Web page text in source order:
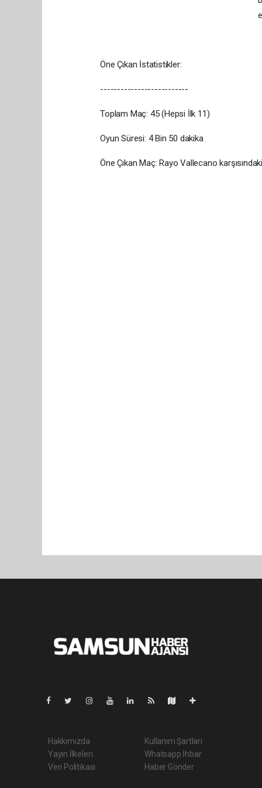
Öne Çıkan İstatistikler:
--------------------------
Toplam Maç: 45 (Hepsi İlk 11)
Oyun Süresi: 4 Bin 50 dakika
Öne Çıkan Maç: Rayo Vallecano
Hakkımızda
Yayın İlkeleri
Veri Politikası
Kullanım Şartları
Whatsapp İhbar
Haber Gönder